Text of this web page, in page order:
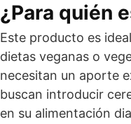
¿Para quién
Este producto es
dietas veganas o
necesitan un aporte
buscan introducir
en su alimentación